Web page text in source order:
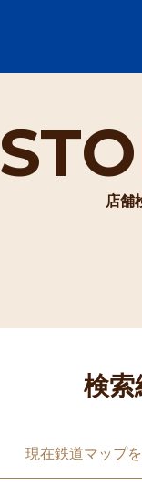
店舗
検索
現在鉄道マップ